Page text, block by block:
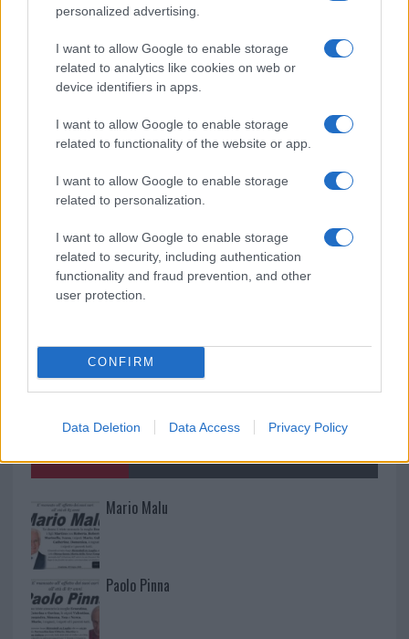
personalized advertising.
I want to allow Google to enable storage
related to analytics like cookies on web or
device identifiers in apps.
I want to allow Google to enable storage
related to functionality of the website or app.
I want to allow Google to enable storage
related to personalization.
I want to allow Google to enable storage
related to security, including authentication
functionality and fraud prevention, and other
user protection.
CONFIRM
Data Deletion Data Access Privacy Policy
Pausa caffè impeccabile: come scegliere la
soluzione ideale per la casa e l’ufficio
Monte Pino, la fine di un lungo dolore: storia e
rinascita della strada che segnò la Gallura
Raid nelle campagne di Berchidda, rischio per
Mario Malu
Paolo Pinna